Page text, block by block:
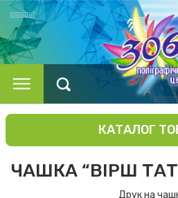
КАТАЛОГ
ЧАШКА “ВІРШ
Друк на